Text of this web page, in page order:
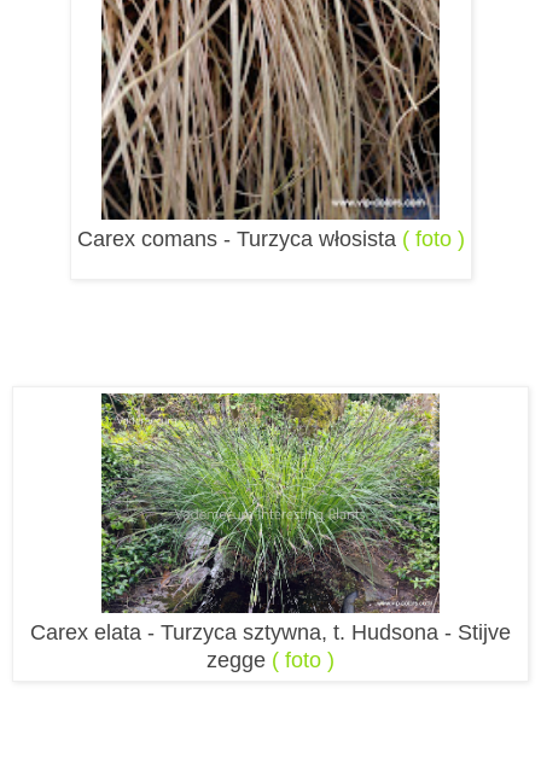
Carex comans - Turzyca włosista ( foto )
Carex elata - Turzyca sztywna, t. Hudsona - Stijve
zegge ( foto )